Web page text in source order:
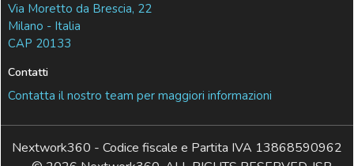
Via Moretto da Brescia, 22
Milano - Italia
CAP 20133
Contatti
Contatta il nostro team per maggiori informazioni
Nextwork360 - Codice fiscale e Partita IVA 13868590962